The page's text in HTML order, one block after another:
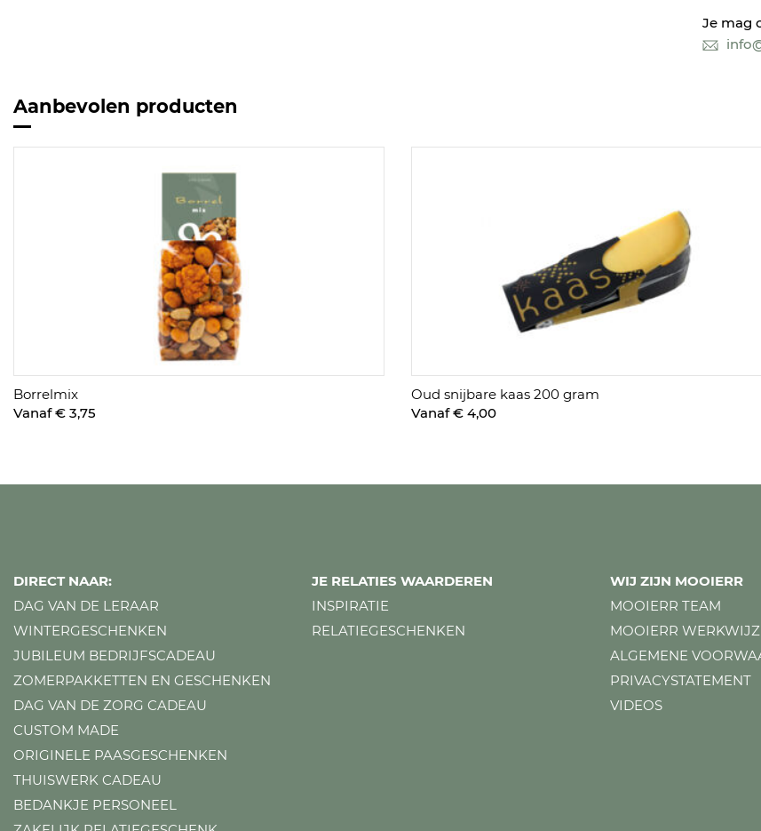
Je mag
Aanbevolen producten
Borrelmix
Vanaf € 3,75
Oud snijbare kaas 200 gram
Vanaf € 4,00
DIRECT NAAR:
DAG VAN DE LERAAR
WINTERGESCHENKEN
JUBILEUM BEDRIJFSCADEAU
ZOMERPAKKETTEN EN GESCHENKEN
DAG VAN DE ZORG CADEAU
CUSTOM MADE
ORIGINELE PAASGESCHENKEN
THUISWERK CADEAU
BEDANKJE PERSONEEL
JE RELATIES WAARDEREN
INSPIRATIE
RELATIEGESCHENKEN
WIJ ZIJN MOOIERR
MOOIERR TEAM
MOOIERR
ALGEMENE
PRIVACYSTATEMENT
VIDEOS